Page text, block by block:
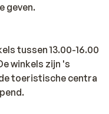
geven.
tussen 13.00-16.00
winkels zijn 's
toeristische centra